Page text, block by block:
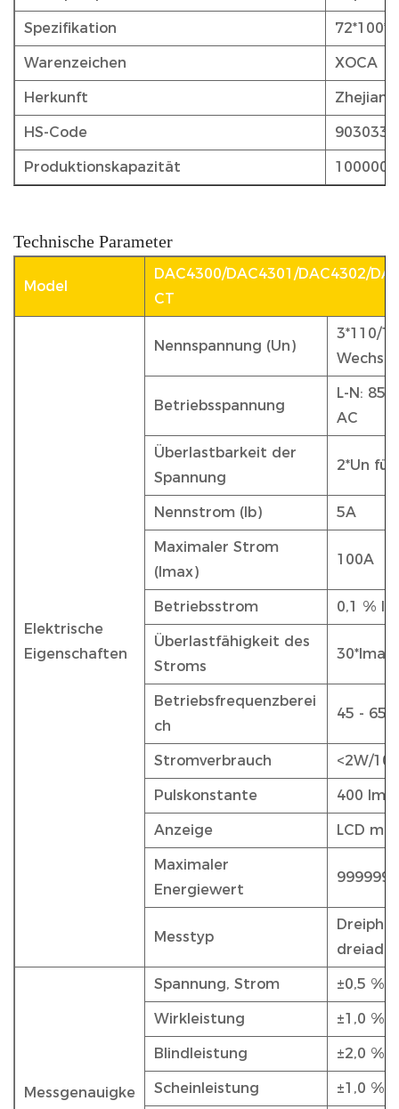
Spezifikation
Warenzeichen XOCA
Herkunft
HS-Code
Produktionskapazität
Technische Parameter
Model
DAC4300/DAC4301/DAC4302/
CT
Elektrische
Eigenschaften
Nennspannung (Un)
3*110/
Betriebsspannung
L-N: 85
AC
Überlastbarkeit der
Spannung
2*Un
Nennstrom (Ib) 5A
Maximaler Strom
(Imax)
100A
Betriebsstrom 0,1 % Ib
Überlastfähigkeit des
Stroms
30*Imax
Betriebsfrequenzberei
ch
45 -
Stromverbrauch <2W/
Pulskonstante 400
Anzeige LCD
Maximaler
Energiewert
Messtyp
Messgenauigke
Spannung, Strom ±0,5 %
Wirkleistung ±1,0 %
Blindleistung ±2,0 %
Scheinleistung ±1,0 %